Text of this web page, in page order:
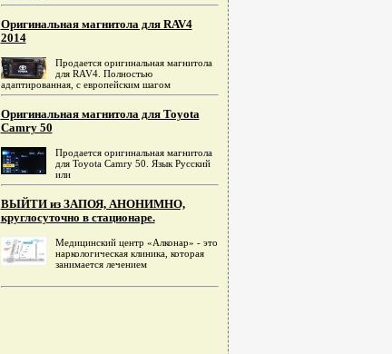
Оригинальная магнитола для RAV4
2014
Продается оригинальная магнитола
для RAV4. Полностью
адаптированная, c европейским шагом
Оригинальная магнитола для Toyota
Camry 50
Продается оригинальная магнитола
для Toyota Camry 50. Язык Русский
или
ВЫЙТИ из ЗАПОЯ, АНОНИМНО,
круглосуточно в стационаре.
Медицинский центр «Алконар» - это
наркологическая клиника, которая
занимается лечением